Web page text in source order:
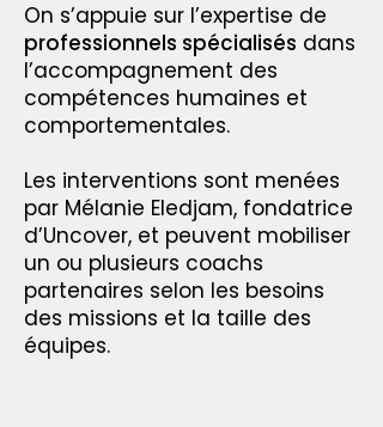
On s’appuie sur l’expertise de
professionnels spécialisés dans
l’accompagnement des
compétences humaines et
comportementales.
Les interventions sont menées
par Mélanie Eledjam, fondatrice
d’Uncover, et peuvent mobiliser
un ou plusieurs coachs
partenaires selon les besoins
des missions et la taille des
équipes.